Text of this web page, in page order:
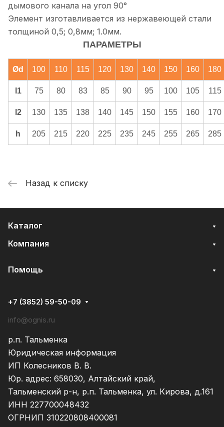
дымового канала на угол 90°
Элемент изготавливается из нержавеющей стали
толщиной 0,5; 0,8мм; 1.0мм.
ПАРАМЕТРЫ
Ød 100 110 115 120 130 140 150 160 180
l1 75 80 83 85 90 95 100 105 115
l2 130 135 138 140 145 150 155 160 170
h 205 215 220 225 235 245 255 265 285
Назад к списку
Каталог
Компания
Помощь
+7 (3852) 59-50-09
info@ognis.ru
р.п. Тальменка
Юридическая информация
ИП Колесников В. В.
Юр. адрес: 658030, Алтайский край,
Тальменский р-н, р.п. Тальменка, ул. Кирова, д.161
ИНН 227700048432
ОГРНИП 310220808400081